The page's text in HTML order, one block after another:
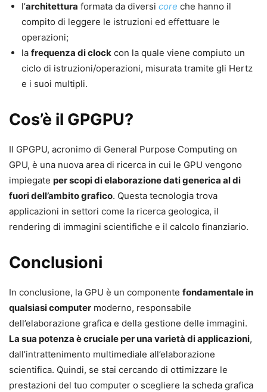
l’architettura formata da diversi core che hanno il
compito di leggere le istruzioni ed effettuare le
operazioni;
la frequenza di clock con la quale viene compiuto un
ciclo di istruzioni/operazioni, misurata tramite gli Hertz
e i suoi multipli.
Cos’è il GPGPU?
Il GPGPU, acronimo di General Purpose Computing on
GPU, è una nuova area di ricerca in cui le GPU vengono
impiegate per scopi di elaborazione dati generica al di
fuori dell’ambito grafico. Questa tecnologia trova
applicazioni in settori come la ricerca geologica, il
rendering di immagini scientifiche e il calcolo finanziario.
Conclusioni
In conclusione, la GPU è un componente fondamentale in
qualsiasi computer moderno, responsabile
dell’elaborazione grafica e della gestione delle immagini.
La sua potenza è cruciale per una varietà di applicazioni,
dall’intrattenimento multimediale all’elaborazione
scientifica. Quindi, se stai cercando di ottimizzare le
prestazioni del tuo computer o scegliere la scheda grafica